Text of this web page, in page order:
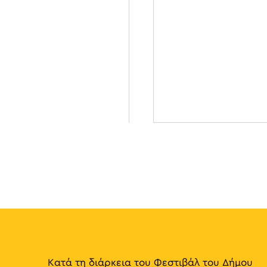
Κατά τη διάρκεια του Φεστιβάλ του Δήμου